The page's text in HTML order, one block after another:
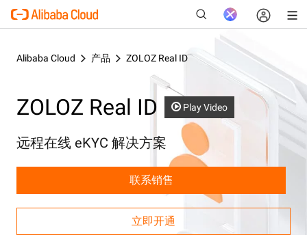
Alibaba Cloud 产品 ZOLOZ Real ID
ZOLOZ Real ID Play Video
远程在线 eKYC 解决方案
联系销售
立即开通